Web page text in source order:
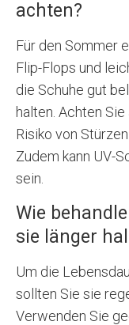
achten?
Für den Sommer
Flip-Flops und
die Schuhe gut
halten. Achten
Risiko von
Zudem kann UV-
sein.
Wie
sie länger
Um die
sollten Sie sie
Verwenden Sie